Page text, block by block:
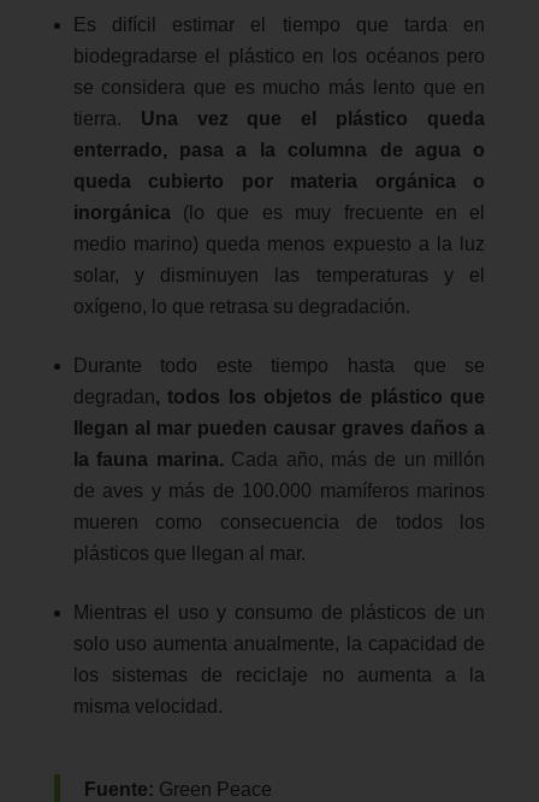
Es difícil estimar el tiempo que tarda en
biodegradarse el plástico en los océanos pero
se considera que es mucho más lento que en
tierra. Una vez que el plástico queda
enterrado, pasa a la columna de agua o
queda cubierto por materia orgánica o
inorgánica (lo que es muy frecuente en el
medio marino) queda menos expuesto a la luz
solar, y disminuyen las temperaturas y el
oxígeno, lo que retrasa su degradación.
Durante todo este tiempo hasta que se
degradan, todos los objetos de plástico que
llegan al mar pueden causar graves daños a
la fauna marina. Cada año, más de un millón
de aves y más de 100.000 mamíferos marinos
mueren como consecuencia de todos los
plásticos que llegan al mar.
Mientras el uso y consumo de plásticos de un
solo uso aumenta anualmente, la capacidad de
los sistemas de reciclaje no aumenta a la
misma velocidad.
Fuente: Green Peace